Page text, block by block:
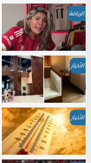
الرياضة
الأخبار
الأخبار